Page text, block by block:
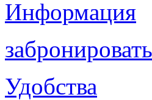
Информация
забронировать
Удобства